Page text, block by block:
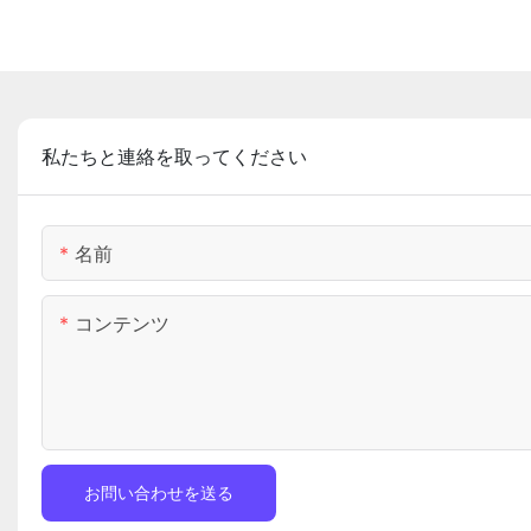
私たちと連絡を取ってください
名前
コンテンツ
お問い合わせを送る